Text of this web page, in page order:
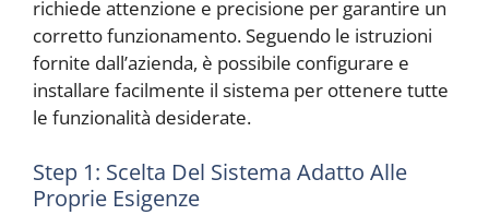
richiede attenzione e precisione per garantire un
corretto funzionamento. Seguendo le istruzioni
fornite dall’azienda, è possibile configurare e
installare facilmente il sistema per ottenere tutte
le funzionalità desiderate.
Step 1: Scelta Del Sistema Adatto Alle
Proprie Esigenze